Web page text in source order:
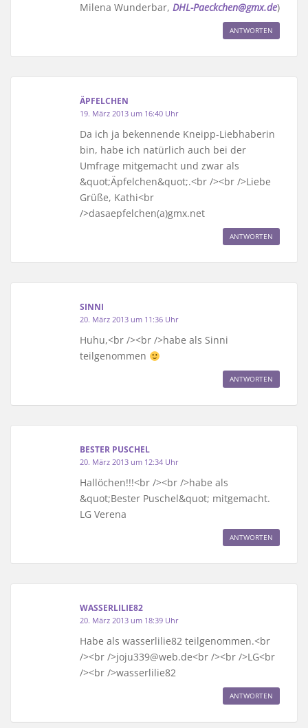
Milena Wunderbar, DHL-Paeckchen@gmx.de)
ANTWORTEN
ÄPFELCHEN
19. März 2013 um 16:40 Uhr
Da ich ja bekennende Kneipp-Liebhaberin
bin, habe ich natürlich auch bei der
Umfrage mitgemacht und zwar als
&quot;Äpfelchen&quot;.<br /><br />Liebe
Grüße, Kathi<br
/>dasaepfelchen(a)gmx.net
ANTWORTEN
SINNI
20. März 2013 um 11:36 Uhr
Huhu,<br /><br />habe als Sinni
teilgenommen
ANTWORTEN
BESTER PUSCHEL
20. März 2013 um 12:34 Uhr
Hallöchen!!!<br /><br />habe als
&quot;Bester Puschel&quot; mitgemacht.
LG Verena
ANTWORTEN
WASSERLILIE82
20. März 2013 um 18:39 Uhr
Habe als wasserlilie82 teilgenommen.<br
/><br />joju339@web.de<br /><br />LG<br
/><br />wasserlilie82
ANTWORTEN